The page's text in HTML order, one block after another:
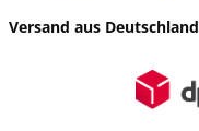
Versand aus Deutschland